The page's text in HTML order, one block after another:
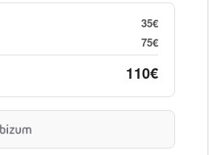
35€
75€
110€